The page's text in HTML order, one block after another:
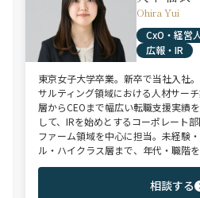
Ohira Yui
CxO・経営
広報・IR
東京女子大学卒業。新卒で当社入社
サルティング領域における人材サー
層からCEOまで幅広い転職支援実績
して、IRを始めとするコーポレート
ファーム領域を中心に担当。未経験
ル・ハイクラス層まで、年代・職階
相談する